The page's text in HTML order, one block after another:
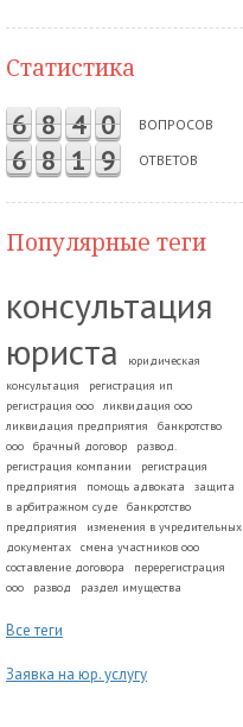
Статистика
6 8 4 0 ВОПРОСОВ
6 8 1 9 ОТВЕТОВ
Популярные теги
консультация
юриста
юридическая
консультация
регистрация ип
регистрация ооо
ликвидация ооо
ликвидация предприятия
банкротство
ооо
брачный договор
развод.
регистрация компании
регистрация
предприятия
помощь адвоката
защита
в арбитражном суде
банкротство
предприятия
изменения в учредительных
документах
смена участников ооо
составление договора
перерегистрация
ооо
развод раздел имущества
Все теги
Заявка на юр. услугу